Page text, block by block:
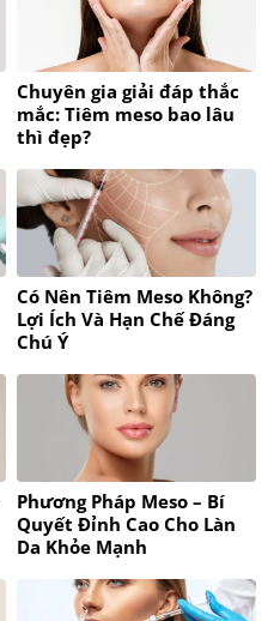
Chuyên gia giải đáp thắc
mắc: Tiêm meso bao lâu
thì đẹp?
Có Nên Tiêm Meso Không?
Lợi Ích Và Hạn Chế Đáng
Chú Ý
Phương Pháp Meso – Bí
Quyết Đỉnh Cao Cho Làn
Da Khỏe Mạnh